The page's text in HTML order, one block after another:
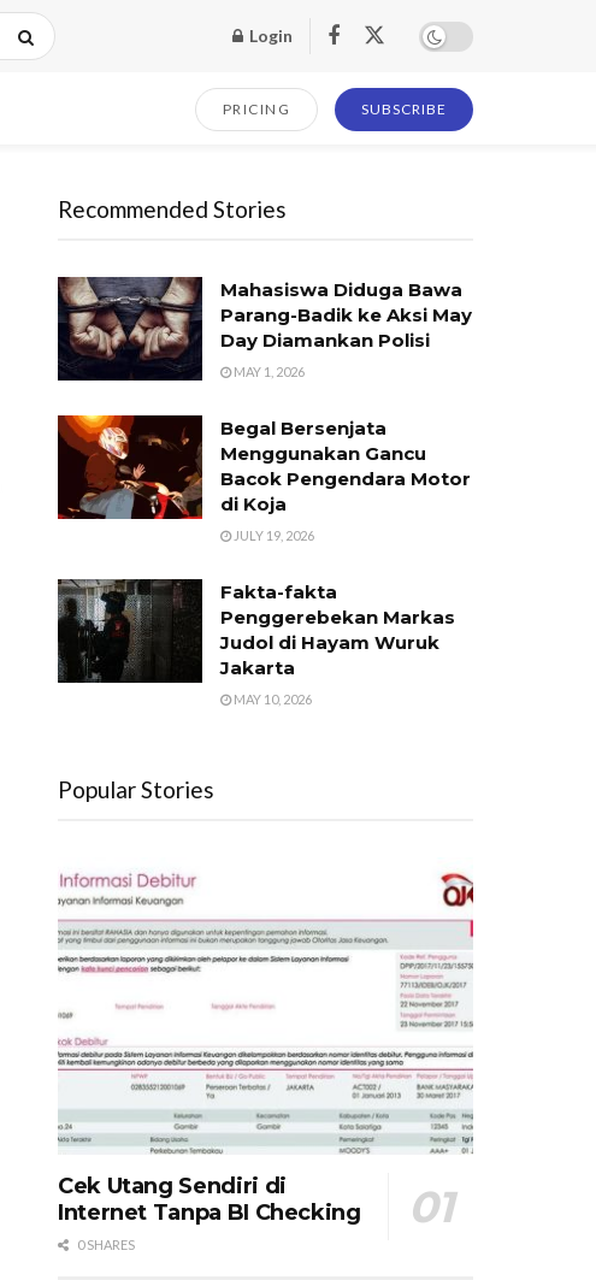
Login
PRICING SUBSCRIBE
Recommended Stories
Mahasiswa Diduga Bawa
Parang-Badik ke Aksi May
Day Diamankan Polisi
MAY 1, 2026
Begal Bersenjata
Menggunakan Gancu
Bacok Pengendara Motor
di Koja
JULY 19, 2026
Fakta-fakta
Penggerebekan Markas
Judol di Hayam Wuruk
Jakarta
MAY 10, 2026
Popular Stories
Cek Utang Sendiri di
Internet Tanpa BI Checking
0 SHARES